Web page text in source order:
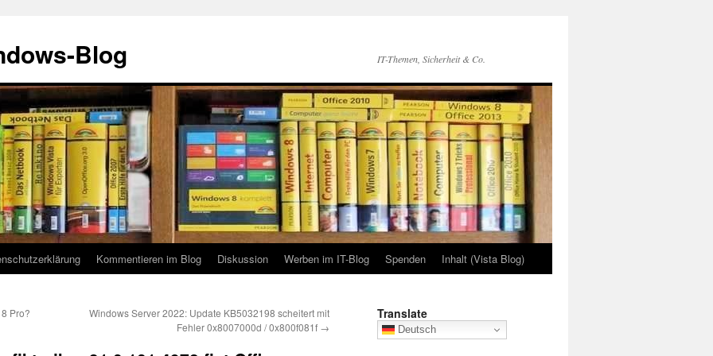
Blog IT-Themen, Sicherheit & Co.
Kommentieren im Blog Diskussion Werben im IT-Blog Spenden Inhalt (Vista Blog)
Pro?
Windows Server 2022: Update KB5032198 scheitert mit
Fehler 0x8007000d / 0x800f081f →
Translate
Deutsch